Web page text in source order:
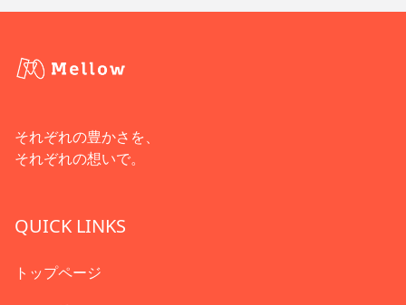
それぞれの豊かさを、
それぞれの想いで。
QUICK LINKS
トップページ